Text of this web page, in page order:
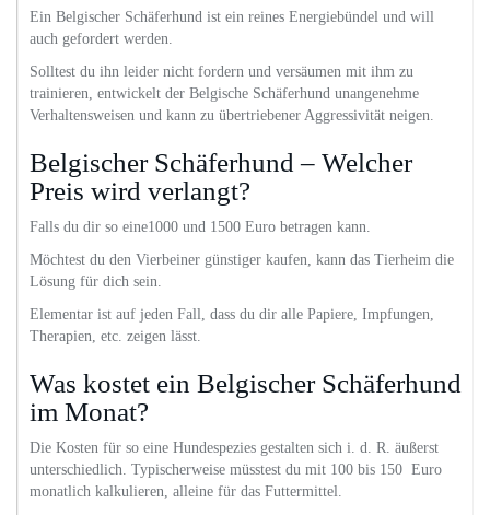
Ein Belgischer Schäferhund ist ein reines Energiebündel und will
auch gefordert werden.
Solltest du ihn leider nicht fordern und versäumen mit ihm zu
trainieren, entwickelt der Belgische Schäferhund unangenehme
Verhaltensweisen und kann zu übertriebener Aggressivität neigen.
Belgischer Schäferhund – Welcher
Preis wird verlangt?
Falls du dir so eine1000 und 1500 Euro betragen kann.
Möchtest du den Vierbeiner günstiger kaufen, kann das Tierheim die
Lösung für dich sein.
Elementar ist auf jeden Fall, dass du dir alle Papiere, Impfungen,
Therapien, etc. zeigen lässt.
Was kostet ein Belgischer Schäferhund
im Monat?
Die Kosten für so eine Hundespezies gestalten sich i. d. R. äußerst
unterschiedlich. Typischerweise müsstest du mit 100 bis 150 Euro
monatlich kalkulieren, alleine für das Futtermittel.